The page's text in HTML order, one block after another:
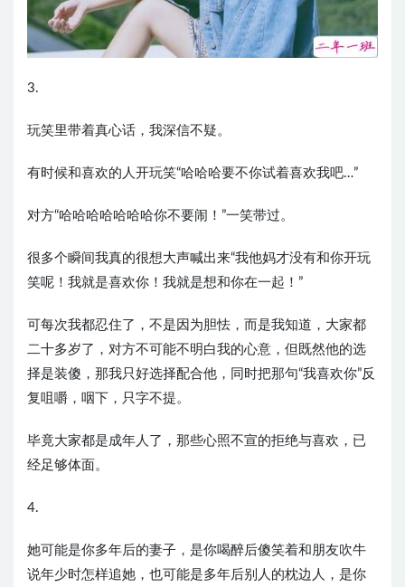
3.
玩笑里带着真心话，我深信不疑。
有时候和喜欢的人开玩笑“哈哈哈要不你试着喜欢我吧…”
对方“哈哈哈哈哈哈哈你不要闹！”一笑带过。
很多个瞬间我真的很想大声喊出来“我他妈才没有和你开玩
笑呢！我就是喜欢你！我就是想和你在一起！”
可每次我都忍住了，不是因为胆怯，而是我知道，大家都
二十多岁了，对方不可能不明白我的心意，但既然他的选
择是装傻，那我只好选择配合他，同时把那句“我喜欢你”反
复咀嚼，咽下，只字不提。
毕竟大家都是成年人了，那些心照不宣的拒绝与喜欢，已
经足够体面。
4.
她可能是你多年后的妻子，是你喝醉后傻笑着和朋友吹牛
说年少时怎样追她，也可能是多年后别人的枕边人，是你